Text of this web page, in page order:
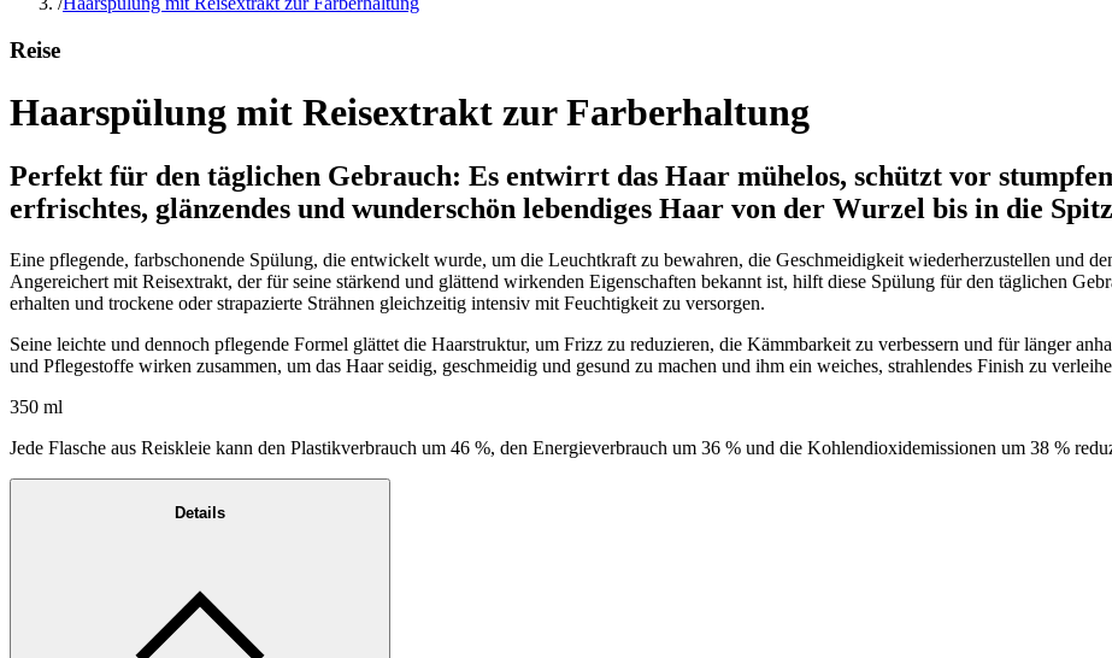
Reise
Haarspülung mit Reisextrakt zur Farberhaltung
Perfekt für den täglichen Gebrauch: Es entwirrt das Haar mühelos, schützt vor
erfrischtes, glänzendes und wunderschön lebendiges Haar von der Wurzel bis in die
Eine pflegende, farbschonende Spülung, die entwickelt wurde, um die Leuchtkraft zu bewahren, die Geschmeidigkeit wiederherzustellen und
Angereichert mit Reisextrakt, der für seine stärkend und glättend wirkenden Eigenschaften bekannt ist, hilft diese Spülung für den täglichen
erhalten und trockene oder strapazierte Strähnen gleichzeitig intensiv mit Feuchtigkeit zu versorgen.
Seine leichte und dennoch pflegende Formel glättet die Haarstruktur, um Frizz zu reduzieren, die Kämmbarkeit zu verbessern und für länger
und Pflegestoffe wirken zusammen, um das Haar seidig, geschmeidig und gesund zu machen und ihm ein weiches, strahlendes Finish zu
350 ml
Jede Flasche aus Reiskleie kann den Plastikverbrauch um 46 %, den Energieverbrauch um 36 % und die Kohlendioxidemissionen um 38 %
Details